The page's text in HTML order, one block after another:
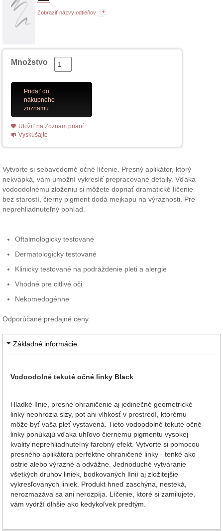
Zobraziť názvy odtieňov
Množstvo
Pridať do
nákupného
zoznamu
Uložiť na Zoznam prianí
Vyskúšajte
Vytvorte si sebavedomé očné líčenie. Presný aplikátor, ktorý
nekvapká, vám umožní vykresliť prepracované detaily. Vďaka
vodoodolnému zloženiu si môžete dopriať dramatické líčenie
bez starostí, čierny pigment dodá mejkapu na výraznosti. Pre
neprehliadnuteľný pohľad.
Oftalmologicky testované
Dermatologicky testované
Klinicky testované na podráždenie pleti a alergie
Vhodné pre citlivé oči
Nekomedogénne
Odporúčané predajné ceny.
Základné informácie
Vodoodolné tekuté očné linky Black
Hladké línie, presné ohraničenie aj jedinečné geometrické
linky neohrozia slzy, pot ani vlhkosť v prostredí, ktorému
môže byť vaša pleť vystavená. Tieto vodoodolné tekuté očné
linky ponúkajú vďaka uhľovo čiernemu pigmentu vysokej
kvality neprehliadnuteľný farebný efekt. Vytvorte si pomocou
presného aplikátora perfektne ohraničené linky - tenké ako
ostrie alebo výrazné a odvážne. Jednoduché vytváranie
všetkých druhov liniek, bodkovaných línií aj zložitejšie
vykresľovaných liniek. Produkt hneď zaschýna, nesteká,
nerozmazáva sa ani nerozpíja. Líčenie, ktoré si zamilujete,
vám vydrží dlhšie ako kedykoľvek predtým.